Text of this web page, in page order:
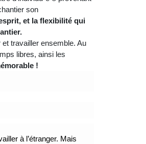
son
et la flexibilité qui
travailler ensemble. Au
libres, ainsi les
!
à l’étranger. Mais